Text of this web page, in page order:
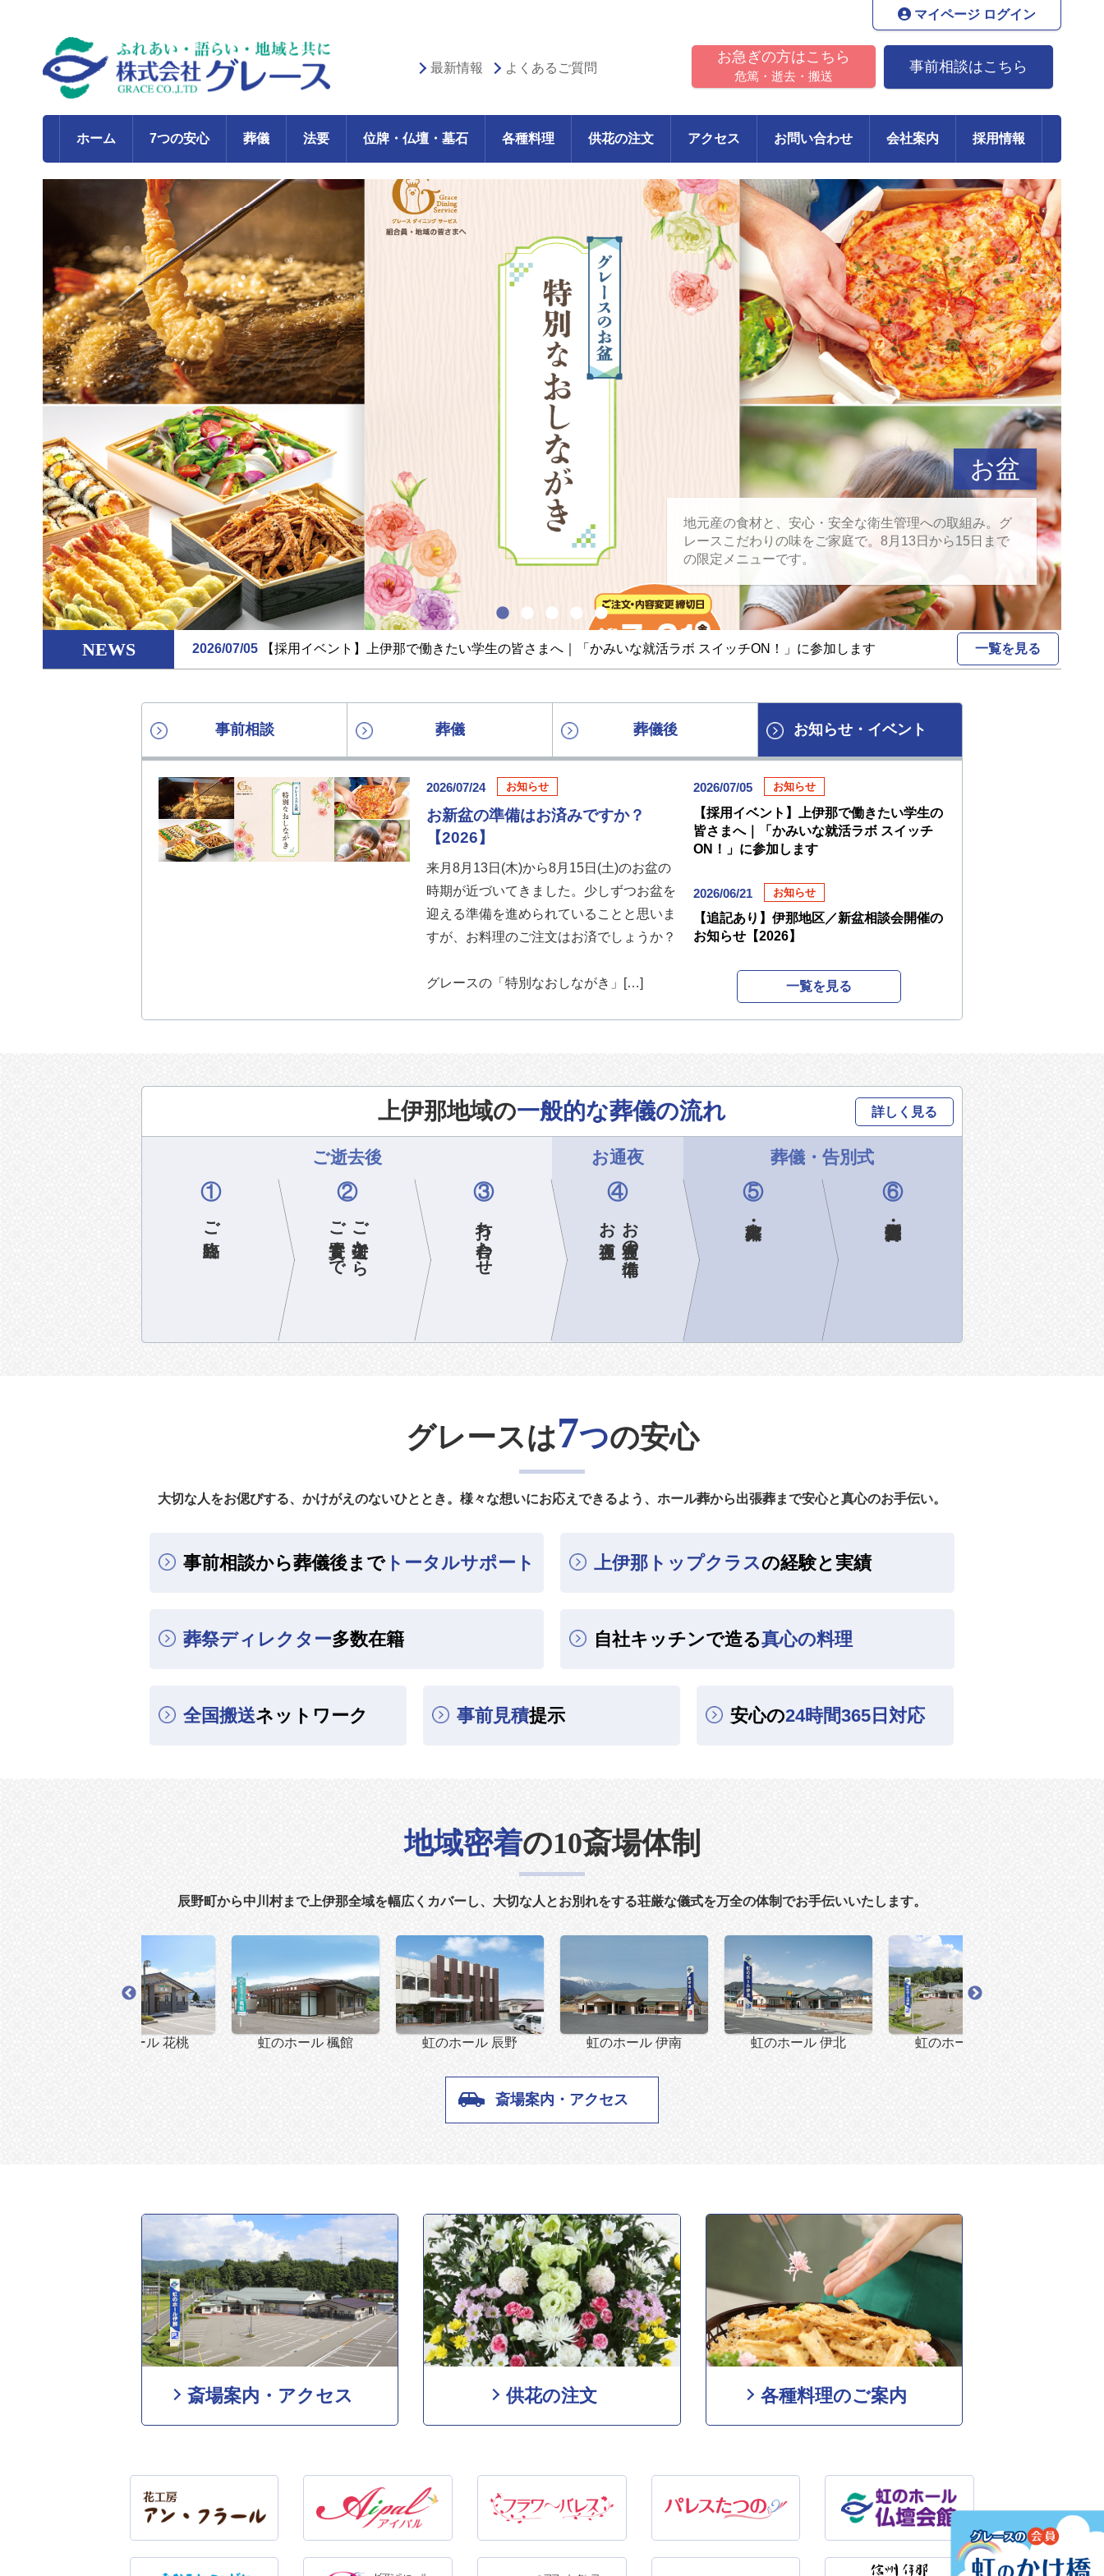
マイページ ログイン
お急ぎの方はこちら
危篤・逝去・搬送
事前相談はこちら
最新情報 よくあるご質問
ホーム 7つの安心 葬儀 法要 位牌・仏壇・墓石 各種料理 供花の注文 アクセス お問い合わせ 会社案内 採用情報
お盆
地元産の食材と、安心・安全な衛生管理への取組み。グ
レースこだわりの味をご家庭で。8月13日から15日まで
の限定メニューです。
葬儀
地域密着
通夜安置室
料理
NEWS 2026/07/05 【採用イベント】上伊那で働きたい学生の皆さまへ｜「かみいな就活ラボ スイッチON！」に参加します 2026/06/21 【追記あり
一覧を見る
事前相談 葬儀 葬儀後 お知らせ ・ イベント
2026/07/24 お知らせ
お新盆の準備はお済みですか？
【2026】
来月8月13日(木)から8月15日(土)のお盆の
時期が近づいてきました。少しずつお盆を
迎える準備を進められていることと思いま
すが、お料理のご注文はお済でしょうか？
グレースの「特別なおしながき」[…]
2026/07/05 お知らせ
【採用イベント】上伊那で働きたい学生の
皆さまへ｜「かみいな就活ラボ スイッチ
ON！」に参加します
2026/06/21 お知らせ
【追記あり】伊那地区／新盆相談会開催の
お知らせ【2026】
一覧を見る
上伊那地域の一般的な葬儀の流れ 詳しく見る
ご逝去後
①
ご臨終
②
ご逝去から
ご安置まで
③
打ち合わせ
お通夜
④
お通夜の準備
お通夜
葬儀・告別式
⑤ ⑥
グレースは7つの安心
大切な人をお偲びする、かけがえのないひととき。様々な想いにお応えできるよう、ホール葬から出張葬まで安心と真心のお手伝い。
事前相談から葬儀後までトータルサポート 上伊那トップクラスの経験と実績
葬祭ディレクター多数在籍 自社キッチンで造る真心の料理
全国搬送ネットワーク 事前見積提示 安心の24時間365日対応
地域密着の10斎場体制
辰野町から中川村まで上伊那全域を幅広くカバーし、大切な人とお別れをする荘厳な儀式を万全の体制でお手伝いいたします。
虹のホール 花桃 虹のホール 楓館 虹のホール 辰野 虹のホール 伊南 虹のホール 伊北 虹のホール 伊那
斎場案内・アクセス
斎場案内・アクセス 供花の注文 各種料理のご案内